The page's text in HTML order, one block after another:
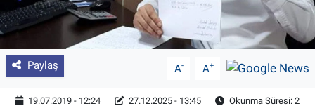
Paylaş A- A+
19.07.2019 - 12:24 27.12.2025 - 13:45
Okunma Süresi: 2
Şeker ve Şekerli Mamüller
Tahıllar ve Baklagiller
Tohum